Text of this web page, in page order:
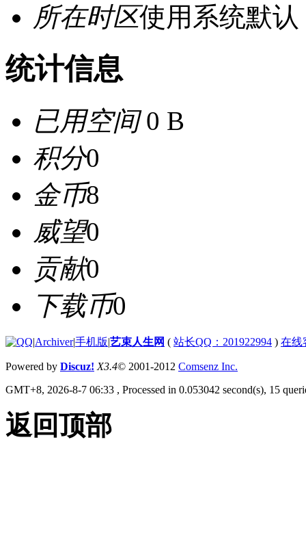
所在时区使用系统默认
统计信息
已用空间0 B
积分0
金币8
威望0
贡献0
下载币0
|Archiver|手机版|艺束人生网 ( 站长QQ：201922994 ) 在线
Powered by Discuz! X3.4© 2001-2012 Comsenz Inc.
GMT+8, 2026-8-7 06:33 , Processed in 0.053042 second(s), 15
返回顶部